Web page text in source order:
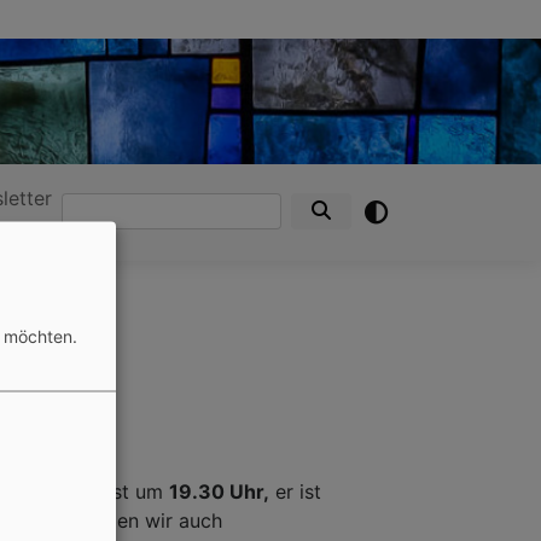
Suche
um 19.30 Uhr, er ist
werden wir auch